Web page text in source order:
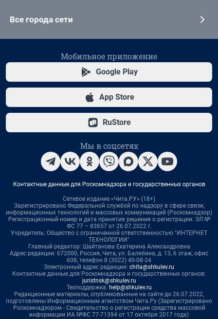
Все города сети
Мобильное приложение
Google Play
App Store
RuStore
Мы в соцсетях
Контактные данные для Роскомнадзора и государственных органов
Сетевое издание «Чита.РУ» (18+)
Зарегистрировано Федеральной службой по надзору в сфере связи,
информационных технологий и массовых коммуникаций (Роскомнадзор)
Регистрационный номер и дата принятия решения о регистрации: ЭЛ №
ФС 77 – 83657 от 26.07.2022 г.
Учредитель: Общество с ограниченной ответственностью "ИНТЕРНЕТ
ТЕХНОЛОГИИ"
Главный редактор: Шайтанова Екатерина Александровна
Адрес редакции: 672000, Россия, Чита, ул. Балябина, д. 13, 6 этаж, офис
608, телефон 8 (3022) 40-08-24
Электронный адрес редакции: chita@shkulev.ru
Контактные данные для Роскомнадзора и государственных органов:
juristnsk@shkulev.ru
Техподдержка: help@shkulev.ru
Редакционные материалы, опубликованные на сайте до 26.07.2022,
подготовлены Информационным агентством Чита.Ру (Зарегистрировано
Роскомнадзором - Свидетельство о регистрации средства массовой
информации ИА №ФС 77-71394 от 17 октября 2017 года)